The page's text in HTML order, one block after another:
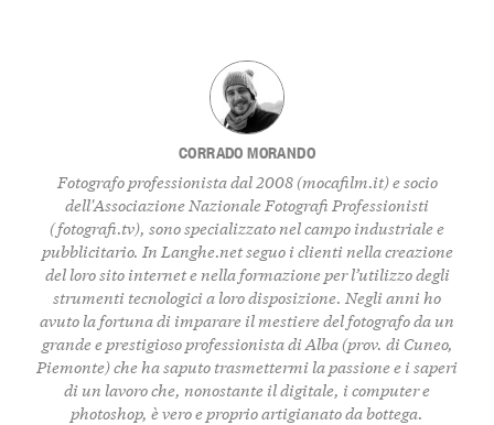
CORRADO MORANDO
Fotografo professionista dal 2008 (mocafilm.it) e socio
dell'Associazione Nazionale Fotografi Professionisti
(fotografi.tv), sono specializzato nel campo industriale e
pubblicitario. In Langhe.netseguo i clienti nella creazione
del loro sito internet e nella formazione per l’utilizzo degli
strumenti tecnologici a loro disposizione. Negli anni ho
avuto la fortuna di imparare il mestiere del fotografo da un
grande e prestigioso professionista di Alba (prov. di Cuneo,
Piemonte) che ha saputo trasmettermi la passione e i saperi
di un lavoro che, nonostante il digitale, i computer e
photoshop, è vero e proprio artigianato da bottega.